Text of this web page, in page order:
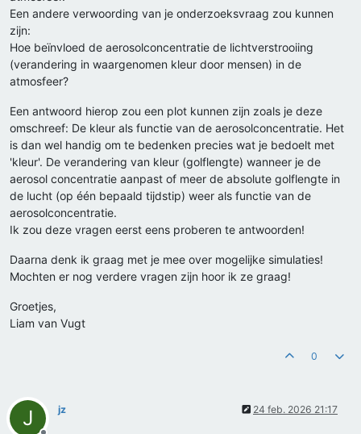
Een andere verwoording van je onderzoeksvraag zou kunnen
zijn:
Hoe beïnvloed de aerosolconcentratie de lichtverstrooiing
(verandering in waargenomen kleur door mensen) in de
atmosfeer?
Een antwoord hierop zou een plot kunnen zijn zoals je deze
omschreef: De kleur als functie van de aerosolconcentratie. Het
is dan wel handig om te bedenken precies wat je bedoelt met
'kleur'. De verandering van kleur (golflengte) wanneer je de
aerosol concentratie aanpast of meer de absolute golflengte in
de lucht (op één bepaald tijdstip) weer als functie van de
aerosolconcentratie.
Ik zou deze vragen eerst eens proberen te antwoorden!
Daarna denk ik graag met je mee over mogelijke simulaties!
Mochten er nog verdere vragen zijn hoor ik ze graag!
Groetjes,
Liam van Vugt
0
J jz 24 feb. 2026 21:17